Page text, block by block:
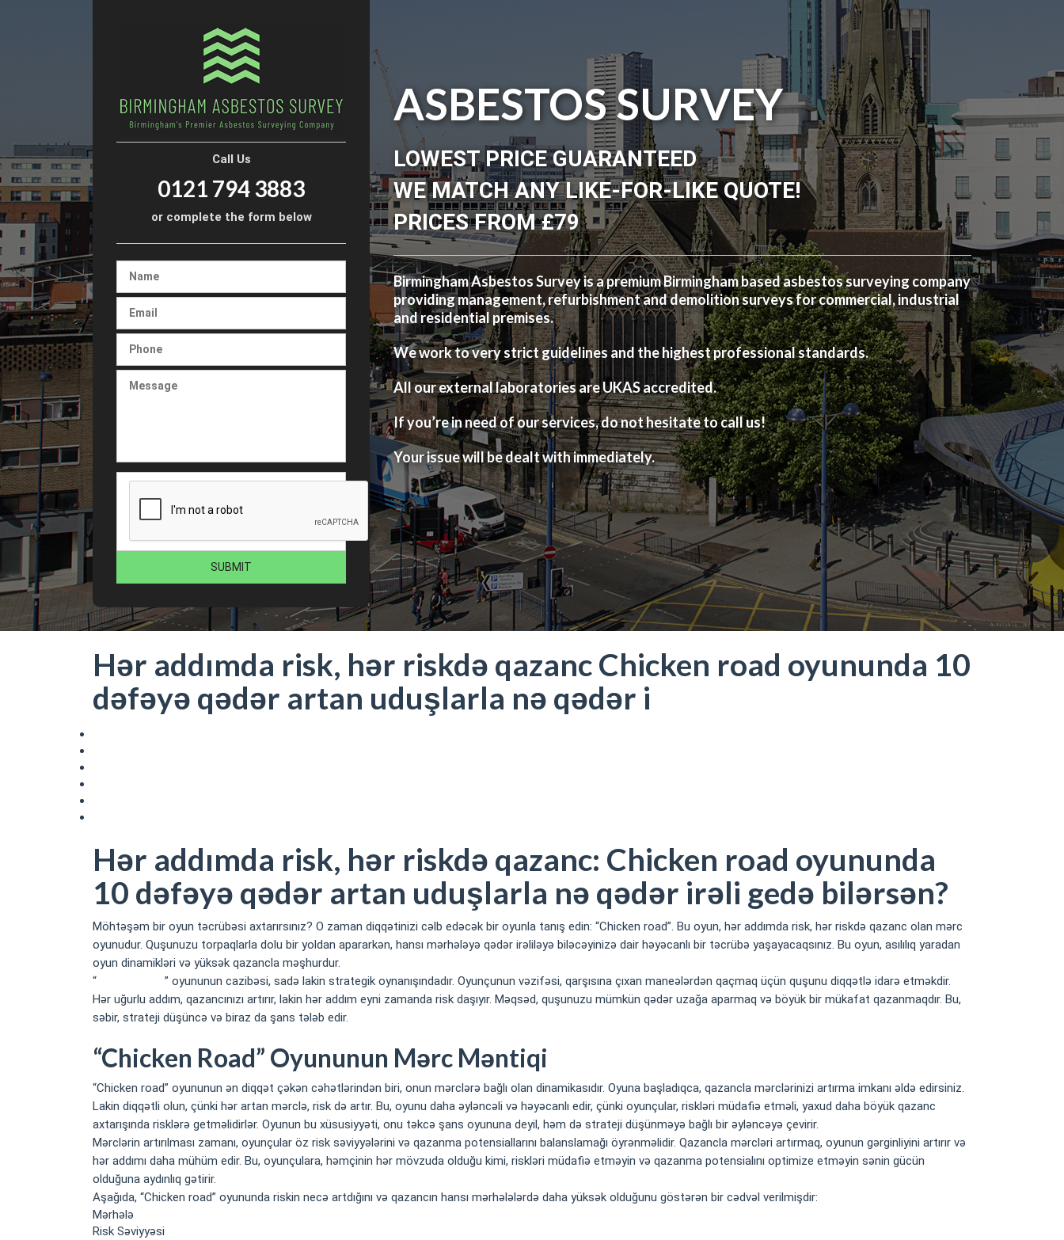
Call Us
0121 794 3883
or complete the form below
ASBESTOS SURVEY
LOWEST PRICE GUARANTEED
WE MATCH ANY LIKE-FOR-LIKE QUOTE!
PRICES FROM £79
Birmingham Asbestos Survey is a premium Birmingham based asbestos surveying company
providing management, refurbishment and demolition surveys for commercial, industrial
and residential premises.
We work to very strict guidelines and the highest professional standards.
All our external laboratories are UKAS accredited.
If you’re in need of our services, do not hesitate to call us!
Your issue will be dealt with immediately.
Hər addımda risk, hər riskdə qazanc Chicken road oyununda 10
dəfəyə qədər artan uduşlarla nə qədər i
Hər addımda risk, hər riskdə qazanc: Chicken road oyununda
10 dəfəyə qədər artan uduşlarla nə qədər irəli gedə bilərsən?
Möhtəşəm bir oyun təcrübəsi axtarırsınız? O zaman diqqətinizi cəlb edəcək bir oyunla tanış edin: “Chicken road”. Bu oyun, hər addımda risk, hər riskdə qazanc olan mərc
oyunudur. Quşunuzu torpaqlarla dolu bir yoldan apararkən, hansı mərhələyə qədər irəliləyə biləcəyinizə dair həyəcanlı bir təcrübə yaşayacaqsınız. Bu oyun, asılılıq yaradan
oyun dinamikləri və yüksək qazancla məşhurdur.
“
” oyununun cazibəsi, sadə lakin strategik oynanışındadır. Oyunçunun vəzifəsi, qarşısına çıxan maneələrdən qaçmaq üçün quşunu diqqətlə idarə etməkdir.
Hər uğurlu addım, qazancınızı artırır, lakin hər addım eyni zamanda risk daşıyır. Məqsəd, quşunuzu mümkün qədər uzağa aparmaq və böyük bir mükafat qazanmaqdır. Bu,
səbir, strateji düşüncə və biraz da şans tələb edir.
“Chicken Road” Oyununun Mərc Məntiqi
“Chicken road” oyununun ən diqqət çəkən cəhətlərindən biri, onun mərclərə bağlı olan dinamikasıdır. Oyuna başladıqca, qazancla mərclərinizi artırma imkanı əldə edirsiniz.
Lakin diqqətli olun, çünki hər artan mərclə, risk də artır. Bu, oyunu daha əyləncəli və həyəcanlı edir, çünki oyunçular, riskləri müdafiə etməli, yaxud daha böyük qazanc
axtarışında risklərə getməlidirlər. Oyunun bu xüsusiyyəti, onu təkcə şans oyununa deyil, həm də strateji düşünməyə bağlı bir əyləncəyə çevirir.
Mərclərin artırılması zamanı, oyunçular öz risk səviyyələrini və qazanma potensiallarını balanslamağı öyrənməlidir. Qazancla mərcləri artırmaq, oyunun gərginliyini artırır və
hər addımı daha mühüm edir. Bu, oyunçulara, həmçinin hər mövzuda olduğu kimi, riskləri müdafiə etməyin və qazanma potensialını optimize etməyin sənin gücün
olduğuna aydınlıq gətirir.
Aşağıda, “Chicken road” oyununda riskin necə artdığını və qazancın hansı mərhələlərdə daha yüksək olduğunu göstərən bir cədvəl verilmişdir:
Mərhələ
Risk Səviyyəsi